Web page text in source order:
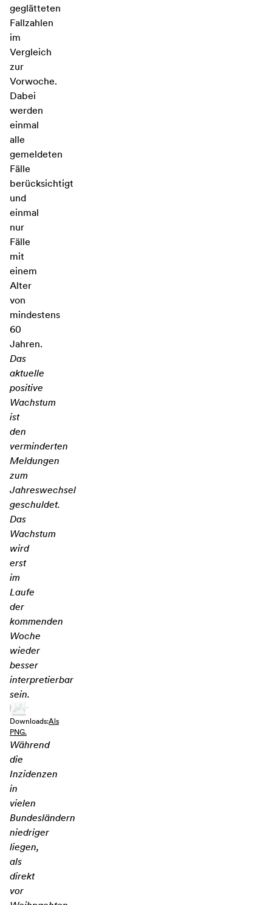
geglätteten
Fallzahlen
im
Vergleich
zur
Vorwoche.
Dabei
werden
einmal
alle
gemeldeten
Fälle
berücksichtigt
und
einmal
nur
Fälle
mit
einem
Alter
von
mindestens
60
Jahren.
Das
aktuelle
positive
Wachstum
ist
den
verminderten
Meldungen
zum
Jahreswechsel
geschuldet.
Das
Wachstum
wird
erst
im
Laufe
der
kommenden
Woche
wieder
besser
interpretierbar
sein.
Downloads:Als
PNG.
Während
die
Inzidenzen
in
vielen
Bundesländern
niedriger
liegen,
als
direkt
vor